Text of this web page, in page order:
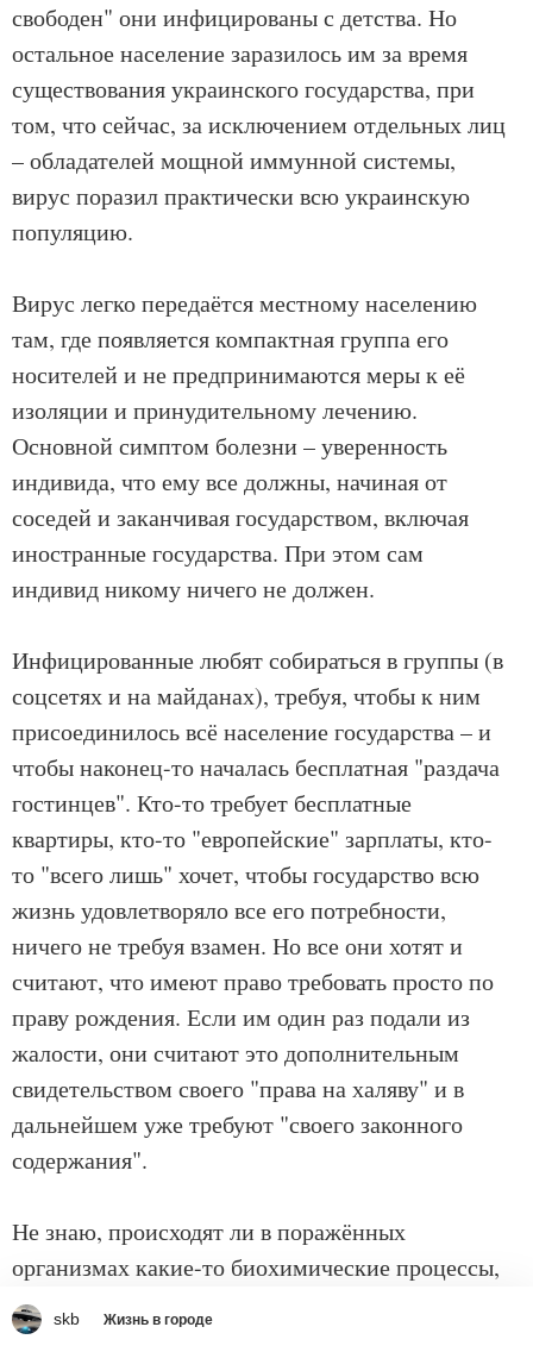
skb Жизнь в городе
свободен" они инфицированы с детства. Но
остальное население заразилось им за время
существования украинского государства, при
том, что сейчас, за исключением отдельных лиц
– обладателей мощной иммунной системы,
вирус поразил практически всю украинскую
популяцию.
Вирус легко передаётся местному населению
там, где появляется компактная группа его
носителей и не предпринимаются меры к её
изоляции и принудительному лечению.
Основной симптом болезни – уверенность
индивида, что ему все должны, начиная от
соседей и заканчивая государством, включая
иностранные государства. При этом сам
индивид никому ничего не должен.
Инфицированные любят собираться в группы (в
соцсетях и на майданах), требуя, чтобы к ним
присоединилось всё население государства – и
чтобы наконец-то началась бесплатная "раздача
гостинцев". Кто-то требует бесплатные
квартиры, кто-то "европейские" зарплаты, кто-
то "всего лишь" хочет, чтобы государство всю
жизнь удовлетворяло все его потребности,
ничего не требуя взамен. Но все они хотят и
считают, что имеют право требовать просто по
праву рождения. Если им один раз подали из
жалости, они считают это дополнительным
свидетельством своего "права на халяву" и в
дальнейшем уже требуют "своего законного
содержания".
Не знаю, происходят ли в поражённых
организмах какие-то биохимические процессы,
но интеллектуальная деградация общества,
поражённого вирусом халявы, налицо. Такое